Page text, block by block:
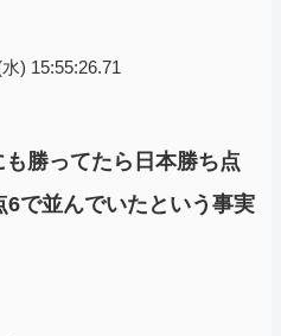
) 15:55:26.71
勝ってたら日本勝ち点
で並んでいたという事実